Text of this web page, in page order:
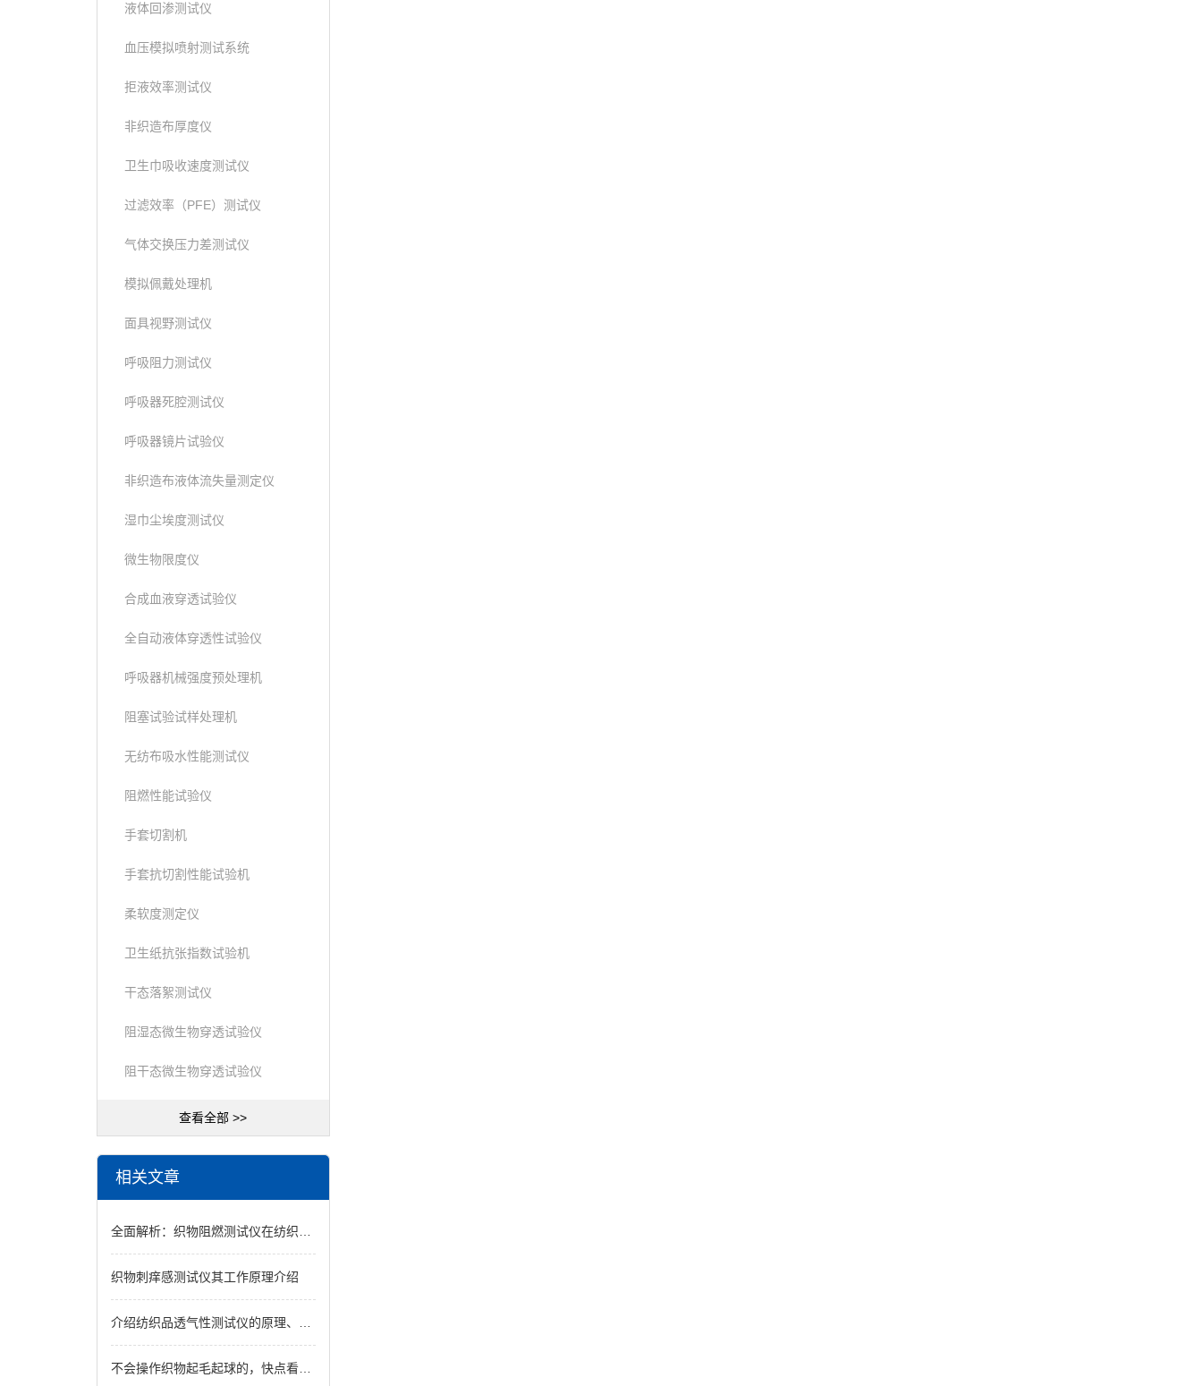
液体回渗测试仪
血压模拟喷射测试系统
拒液效率测试仪
非织造布厚度仪
卫生巾吸收速度测试仪
过滤效率（PFE）测试仪
气体交换压力差测试仪
模拟佩戴处理机
面具视野测试仪
呼吸阻力测试仪
呼吸器死腔测试仪
呼吸器镜片试验仪
非织造布液体流失量测定仪
湿巾尘埃度测试仪
微生物限度仪
合成血液穿透试验仪
全自动液体穿透性试验仪
呼吸器机械强度预处理机
阻塞试验试样处理机
无纺布吸水性能测试仪
阻燃性能试验仪
手套切割机
手套抗切割性能试验机
柔软度测定仪
卫生纸抗张指数试验机
干态落絮测试仪
阻湿态微生物穿透试验仪
阻干态微生物穿透试验仪
查看全部 >>
相关文章
全面解析：织物阻燃测试仪在纺织材料研发与质量控制中的核心价值
织物刺痒感测试仪其工作原理介绍
介绍纺织品透气性测试仪的原理、特点及应用
不会操作织物起毛起球的，快点看过来